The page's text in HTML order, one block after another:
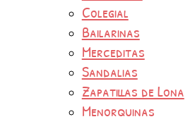
Colegial
Bailarinas
Merceditas
Sandalias
Zapatillas de Lona
Menorquinas